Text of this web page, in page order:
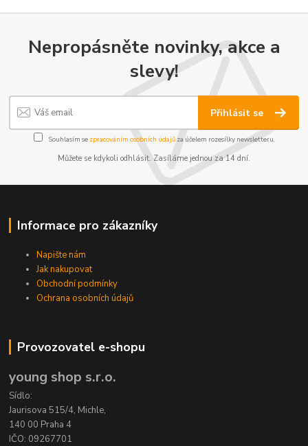
Nepropásněte novinky, akce a
slevy!
Přihlásit se
Souhlasím se zpracováním osobních údajůza účelem rozesílky newsletteru.
Můžete se kdykoli odhlásit. Zasíláme jednou za 14 dní.
Informace pro zákazníky
Napište nám
Jak nakupovat
Obchodní podmínky
Ochrana osobních údajů
Provozovatel e-shopu
young shop s.r.o.
Sídlo:
Jaurisova 515/4, Michle,
140 00 Praha 4
IČO: 09267701